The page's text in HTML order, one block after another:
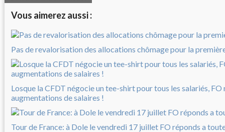
Vous aimerez aussi :
Pas de revalorisation des allocations chômage pour la
Losque la CFDT négocie un tee-shirt pour tous les salariés, FO
augmentations de salaires !
Tour de France: à Dole le vendredi 17 juillet FO réponds a